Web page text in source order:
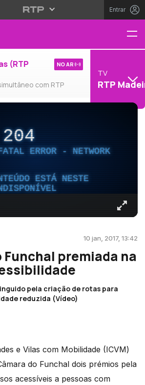
Entrar
(RTP
com RTP
NO AR
TV
RTP
204
ERROR - NETWORK
ESTÁ NESTE
10 jan, 2017, 13:42
Funchal premiada na
pela criação de rotas para
reduzida (Vídeo)
e Vilas com Mobilidade (ICVM)
do Funchal dois prémios pela
acessíveis a pessoas com